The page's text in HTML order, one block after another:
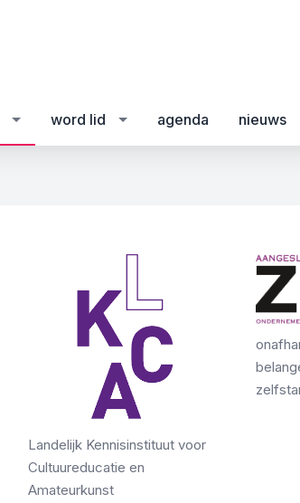
word lid agenda nieuws
Landelijk Kennisinstituut voor
Cultuureducatie en
Amateurkunst